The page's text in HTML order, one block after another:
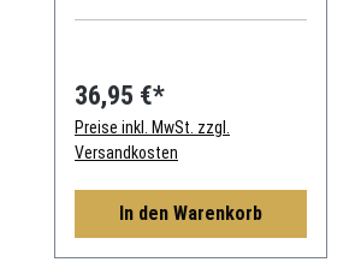
36,95 €*
Preise inkl. MwSt. zzgl.
Versandkosten
In den Warenkorb